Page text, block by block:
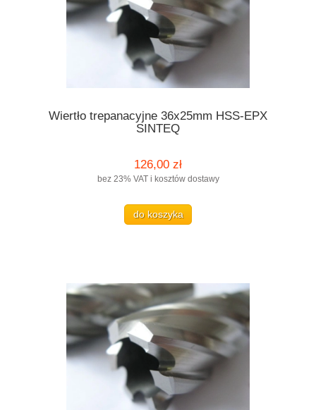
Wiertło trepanacyjne 36x25mm HSS-EPX
SINTEQ
126,00 zł
bez 23% VAT i kosztów dostawy
do koszyka